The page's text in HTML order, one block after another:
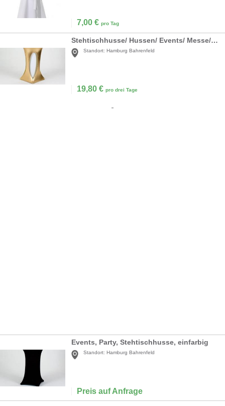
7,00 € pro Tag
Stehtischhusse/ Hussen/ Events/ Messe/ Party/ gold/ weiss/ zweifarbig
Standort: Hamburg Bahrenfeld
19,80 € pro drei Tage
Events, Party, Stehtischhusse, einfarbig
Standort: Hamburg Bahrenfeld
Preis auf Anfrage